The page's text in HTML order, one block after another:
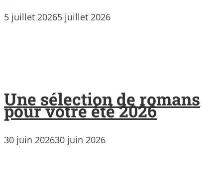
5 juillet 20265 juillet 2026
Une sélection de romans
pour votre été 2026
30 juin 202630 juin 2026